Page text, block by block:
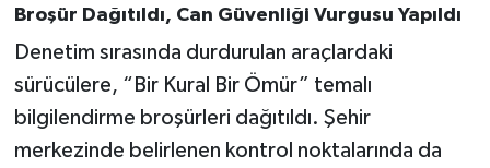
Broşür Dağıtıldı, Can Güvenliği Vurgusu Yapıldı
Denetim sırasında durdurulan araçlardaki
sürücülere, “Bir Kural Bir Ömür” temalı
bilgilendirme broşürleri dağıtıldı. Şehir
merkezinde belirlenen kontrol noktalarında da